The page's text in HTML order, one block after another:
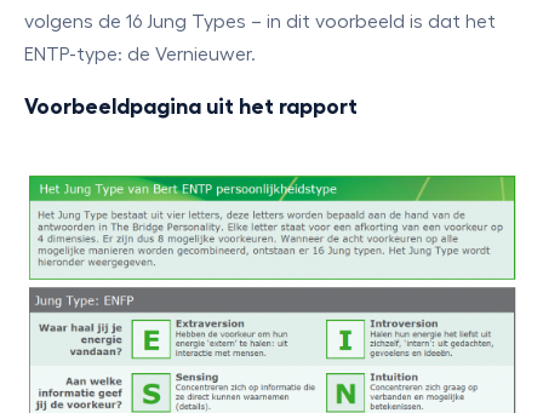
volgens de 16 Jung Types – in dit voorbeeld is dat het
ENTP-type: de Vernieuwer.
Voorbeeldpagina uit het rapport